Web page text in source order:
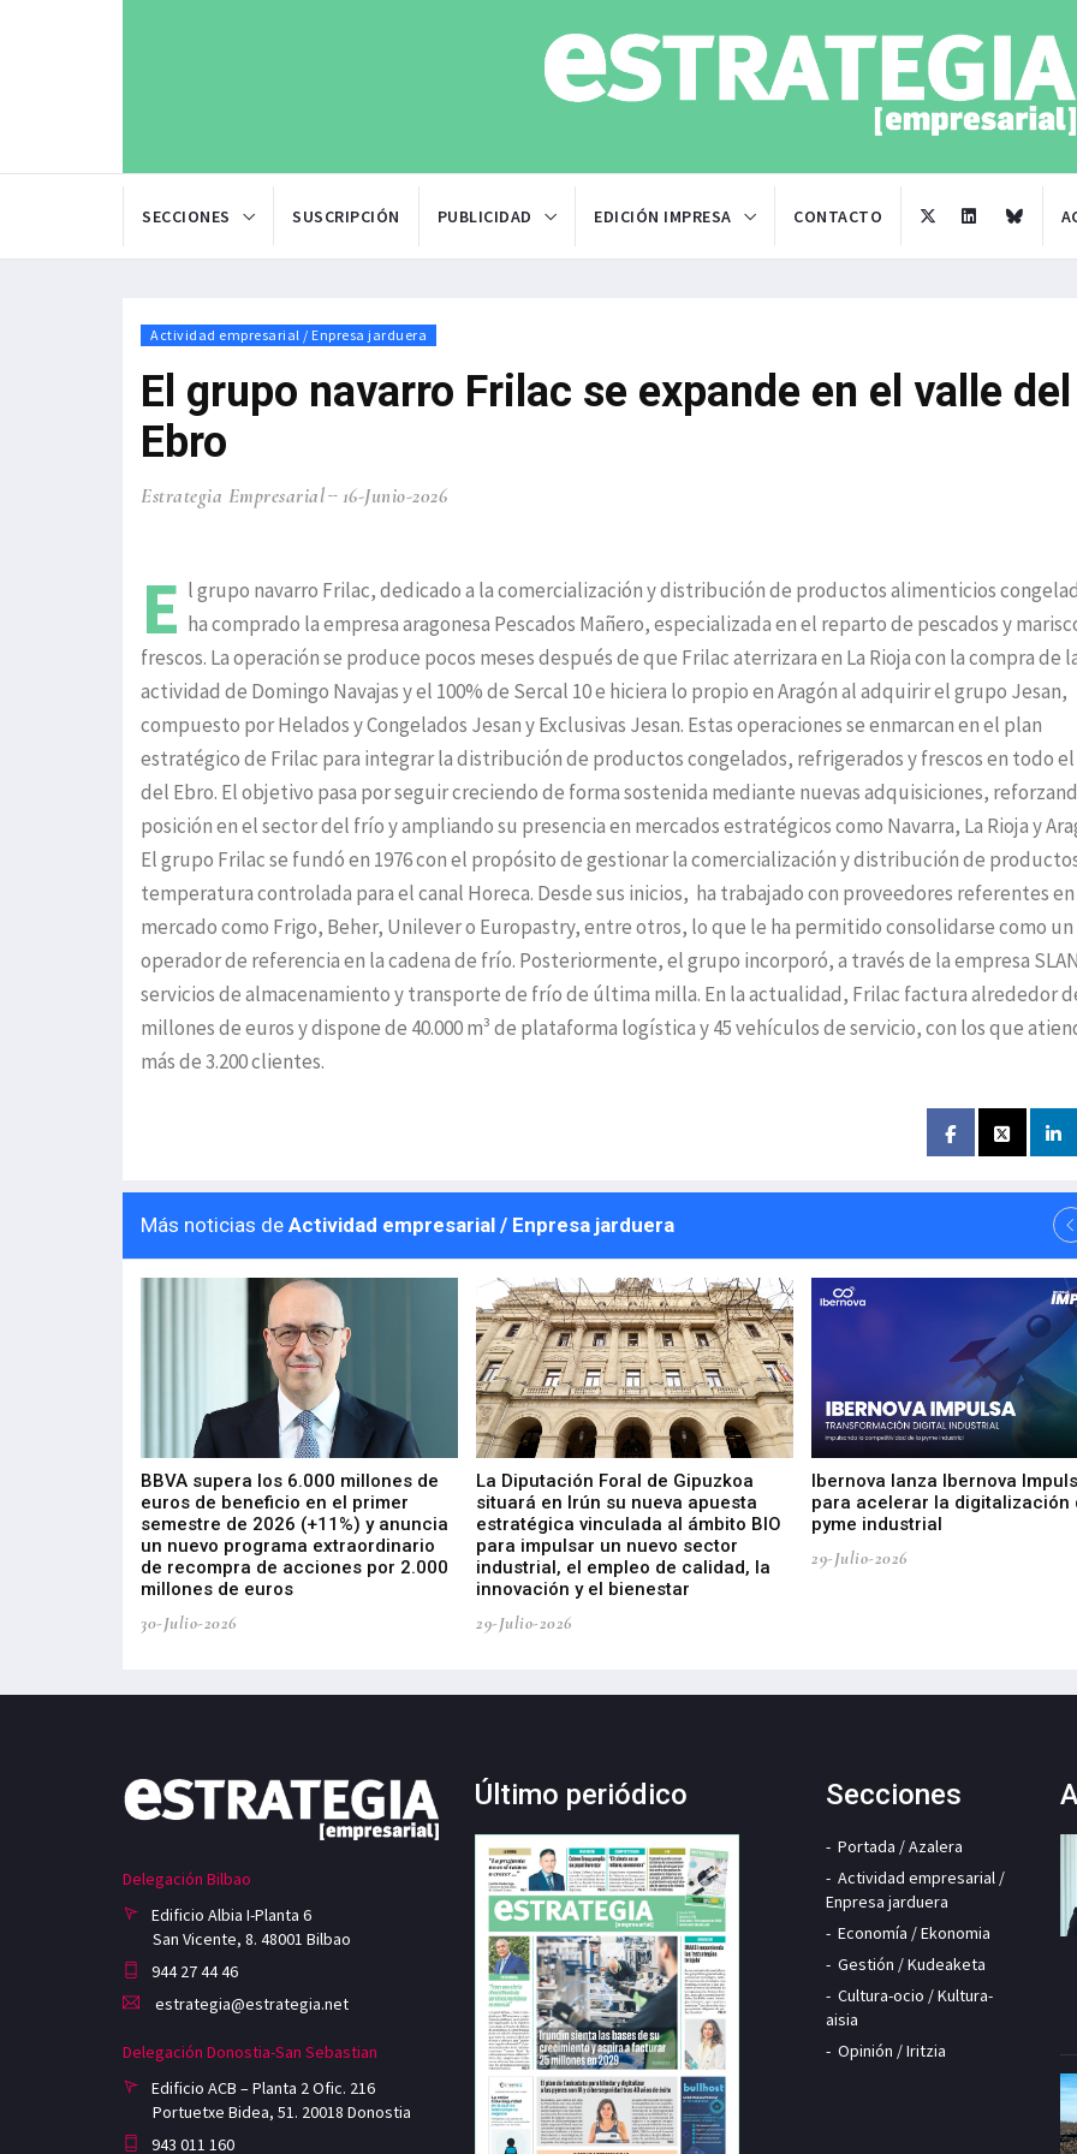
SECCIONES SUSCRIPCIÓN PUBLICIDAD EDICIÓN IMPRESA CONTACTO
Actividad empresarial / Enpresa jarduera
El grupo navarro Frilac se expande en el valle del
Ebro
Estrategia Empresarial 16-Junio-2026
E l grupo navarro Frilac, dedicado a la comercialización y distribución de productos alimenticios
ha comprado la empresa aragonesa Pescados Mañero, especializada en el reparto de pescados y
frescos. La operación se produce pocos meses después de que Frilac aterrizara en La Rioja con la compra de
actividad de Domingo Navajas y el 100% de Sercal 10 e hiciera lo propio en Aragón al adquirir el grupo Jesan,
compuesto por Helados y Congelados Jesan y Exclusivas Jesan. Estas operaciones se enmarcan en el plan
estratégico de Frilac para integrar la distribución de productos congelados, refrigerados y frescos en todo
del Ebro. El objetivo pasa por seguir creciendo de forma sostenida mediante nuevas adquisiciones,
posición en el sector del frío y ampliando su presencia en mercados estratégicos como Navarra, La Rioja y
El grupo Frilac se fundó en 1976 con el propósito de gestionar la comercialización y distribución de
temperatura controlada para el canal Horeca. Desde sus inicios, ha trabajado con proveedores referentes
mercado como Frigo, Beher, Unilever o Europastry, entre otros, lo que le ha permitido consolidarse como un
operador de referencia en la cadena de frío. Posteriormente, el grupo incorporó, a través de la empresa
servicios de almacenamiento y transporte de frío de última milla. En la actualidad, Frilac factura alrededor
millones de euros y dispone de 40.000 m³ de plataforma logística y 45 vehículos de servicio, con los que
más de 3.200 clientes.
Más noticias de Actividad empresarial / Enpresa jarduera
BBVA supera los 6.000 millones de
euros de beneficio en el primer
semestre de 2026 (+11%) y anuncia
un nuevo programa extraordinario
de recompra de acciones por 2.000
millones de euros
30-Julio-2026
La Diputación Foral de Gipuzkoa
situará en Irún su nueva apuesta
estratégica vinculada al ámbito BIO
para impulsar un nuevo sector
industrial, el empleo de calidad, la
innovación y el bienestar
29-Julio-2026
Ibernova lanza Ibernova
para acelerar la digitalización
pyme industrial
29-Julio-2026
Delegación Bilbao
Edificio Albia I-Planta 6
San Vicente, 8. 48001 Bilbao
944 27 44 46
estrategia@estrategia.net
Delegación Donostia-San Sebastian
Edificio ACB – Planta 2 Ofic. 216
Portuetxe Bidea, 51. 20018 Donostia
943 011 160
Último periódico Secciones
Portada / Azalera
Actividad empresarial /
Enpresa jarduera
Economía / Ekonomia
Gestión / Kudeaketa
Cultura-ocio / Kultura-
aisia
Opinión / Iritzia